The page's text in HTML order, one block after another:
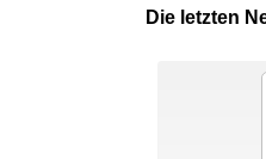
Die letzten